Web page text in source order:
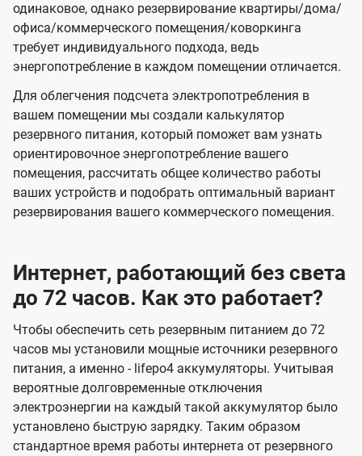
одинаковое, однако резервирование квартиры/дома/
офиса/коммерческого помещения/коворкинга
требует индивидуального подхода, ведь
энергопотребление в каждом помещении отличается.
Для облегчения подсчета электропотребления в
вашем помещении мы создали калькулятор
резервного питания, который поможет вам узнать
ориентировочное энергопотребление вашего
помещения, рассчитать общее количество работы
ваших устройств и подобрать оптимальный вариант
резервирования вашего коммерческого помещения.
Интернет, работающий без света
до 72 часов. Как это работает?
Чтобы обеспечить сеть резервным питанием до 72
часов мы установили мощные источники резервного
питания, а именно - lifepo4 аккумуляторы. Учитывая
вероятные долговременные отключения
электроэнергии на каждый такой аккумулятор было
установлено быструю зарядку. Таким образом
стандартное время работы интернета от резервного